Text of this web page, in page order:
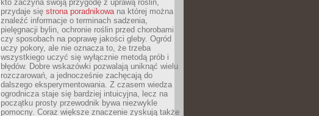
kto zaczyna swoją przygodę z uprawą roślin,
przydaje się strona poradnikowana której można
znaleźć informacje o terminach sadzenia,
pielęgnacji bylin, ochronie roślin przed chorobami
czy sposobach na poprawę jakości gleby. Ogród
uczy pokory, ale nie oznacza to, że trzeba
wszystkiego uczyć się wyłącznie metodą prób i
błędów. Dobre wskazówki pozwalają uniknąć wielu
rozczarowań, a jednocześnie zachęcają do
dalszego eksperymentowania. Z czasem wiedza
ogrodnicza staje się bardziej intuicyjna, lecz na
początku prosty przewodnik bywa niezwykle
pomocny. Coraz większe znaczenie zyskują także